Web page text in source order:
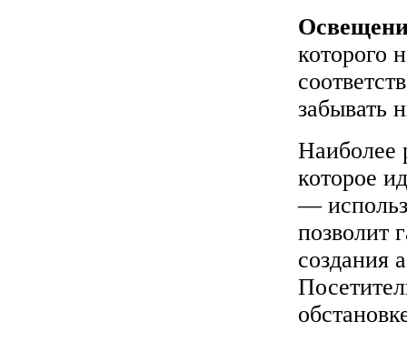
которого
забывать
Наиболее
которое
—
позволит
создания